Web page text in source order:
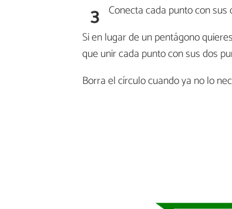
3 Conecta cada punto con
Si en lugar de un pentágono
que unir cada punto con sus dos
Borra el círculo cuando ya no lo